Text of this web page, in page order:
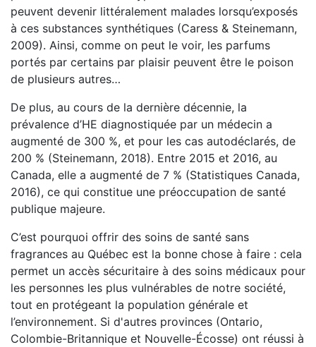
peuvent devenir littéralement malades lorsqu’exposés
à ces substances synthétiques (Caress & Steinemann,
2009). Ainsi, comme on peut le voir, les parfums
portés par certains par plaisir peuvent être le poison
de plusieurs autres…
De plus, au cours de la dernière décennie, la
prévalence d’HE diagnostiquée par un médecin a
augmenté de 300 %, et pour les cas autodéclarés, de
200 % (Steinemann, 2018). Entre 2015 et 2016, au
Canada, elle a augmenté de 7 % (Statistiques Canada,
2016), ce qui constitue une préoccupation de santé
publique majeure.
C’est pourquoi offrir des soins de santé sans
fragrances au Québec est la bonne chose à faire : cela
permet un accès sécuritaire à des soins médicaux pour
les personnes les plus vulnérables de notre société,
tout en protégeant la population générale et
l’environnement. Si d'autres provinces (Ontario,
Colombie-Britannique et Nouvelle-Écosse) ont réussi à